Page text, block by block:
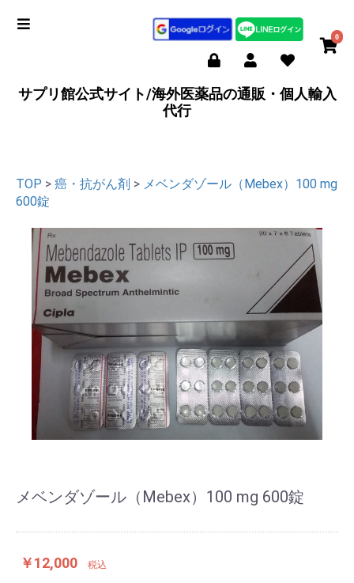
0
サプリ館公式サイト/海外医薬品の通販・個人輸入
代行
TOP > 癌・抗がん剤 > メベンダゾール（Mebex）100 mg
600錠
メベンダゾール（Mebex）100 mg 600錠
￥12,000 税込